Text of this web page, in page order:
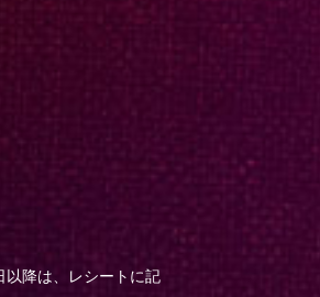
以降は、レシートに記